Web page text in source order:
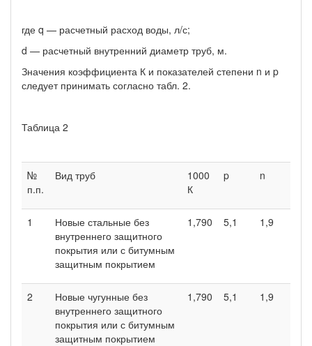
где q — расчетный расход воды, л/с;
d — расчетный внутренний диаметр труб, м.
Значения коэффициента К и показателей степени n и p
следует принимать согласно табл. 2.
Таблица 2
№
п.п.
Вид труб
1000
К
p n
1
Новые стальные без
внутреннего защитного
покрытия или с битумным
защитным покрытием
1,790 5,1 1,9
2
Новые чугунные без
внутреннего защитного
покрытия или с битумным
защитным покрытием
1,790 5,1 1,9